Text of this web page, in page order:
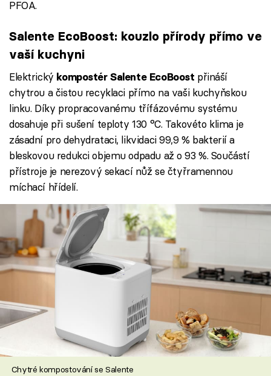
PFOA.
Salente EcoBoost: kouzlo přírody přímo ve
vaší kuchyni
Elektrický kompostér Salente EcoBoost přináší
chytrou a čistou recyklaci přímo na vaši kuchyňskou
linku. Díky propracovanému třífázovému systému
dosahuje při sušení teploty 130 °C. Takovéto klima je
zásadní pro dehydrataci, likvidaci 99,9 % bakterií a
bleskovou redukci objemu odpadu až o 93 %. Součástí
přístroje je nerezový sekací nůž se čtyřramennou
míchací hřídelí.
Chytré kompostování se Salente